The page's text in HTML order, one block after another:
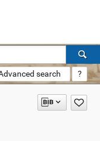
search ?